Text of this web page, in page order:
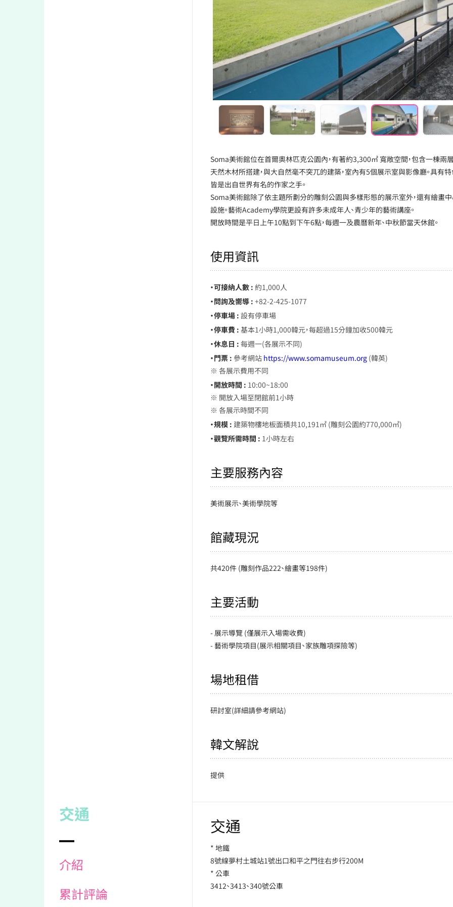
Soma美術館位在首爾奧林匹克公園內，有著約3,300㎡ 寬敞空間，包含一棟
天然木材所搭建，與大自然毫不突兀的建築，室內有5個展示室與影像廳。具有
皆是出自世界有名的作家之手。
Soma美術館除了依主題所劃分的雕刻公園與多樣形態的展示室外，還有繪畫
設施。藝術Academy學院更設有許多未成年人、青少年的藝術講座。
開放時間是平日上午10點到下午6點，每週一及農曆新年、中秋節當天休館。
使用資訊
・可接納人數 : 約1,000人
・問詢及嚮導 : +82-2-425-1077
・停車場 : 設有停車場
・停車費 : 基本1小時1,000韓元，每超過15分鐘加收500韓元
・休息日 : 每週一(各展示不同)
・門票 : 參考網站 https://www.somamuseum.org(韓英)
※ 各展示費用不同
・開放時間 : 10:00~18:00
※ 開放入場至閉館前1小時
※ 各展示時間不同
・規模 : 建築物樓地板面積共10,191㎡ (雕刻公園約770,000㎡)
・觀覽所需時間 : 1小時左右
主要服務內容
美術展示、美術學院等
館藏現況
共420件 (雕刻作品222、繪畫等198件)
主要活動
- 展示導覽 (僅展示入場需收費)
- 藝術學院項目(展示相關項目、家族雕項探險等)
場地租借
研討室(詳細請參考網站)
韓文解說
提供
交通
介紹
累計評論
交通
* 地鐵
8號線夢村土城站1號出口和平之門往右步行200M
* 公車
3412、3413、340號公車